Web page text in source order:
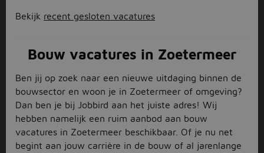
Bekijk recent gesloten vacatures
Bouw vacatures in Zoetermeer
Ben jij op zoek naar een nieuwe uitdaging binnen de
bouwsector en woon je in Zoetermeer of omgeving?
Dan ben je bij Jobbird aan het juiste adres! Wij
hebben namelijk een ruim aanbod aan bouw
vacatures in Zoetermeer beschikbaar. Of je nu net
begint aan jouw carrière in de bouw of al jarenlange